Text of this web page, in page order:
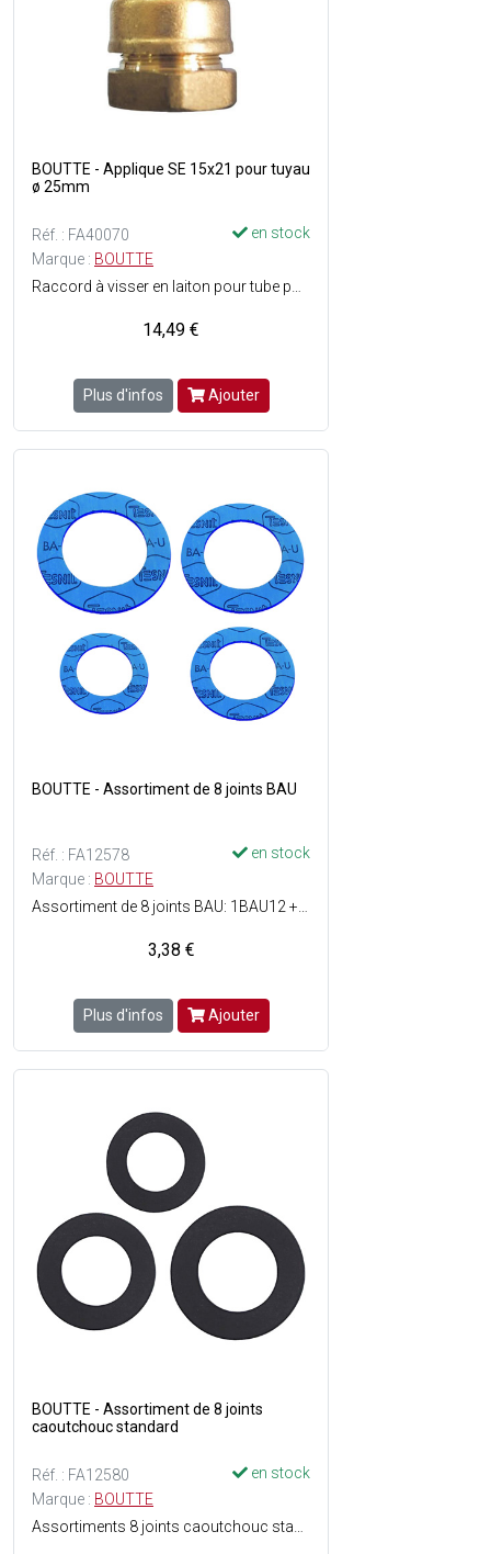
BOUTTE - Applique SE 15x21 pour tuyau
ø 25mm
Réf. : FA40070
en stock
Marque : BOUTTE
14,49 €
Plus d'infos Ajouter
BOUTTE - Assortiment de 8 joints BAU
Réf. : FA12578
en stock
Marque : BOUTTE
3,38 €
Plus d'infos Ajouter
BOUTTE - Assortiment de 8 joints
caoutchouc standard
Réf. : FA12580
en stock
Marque : BOUTTE